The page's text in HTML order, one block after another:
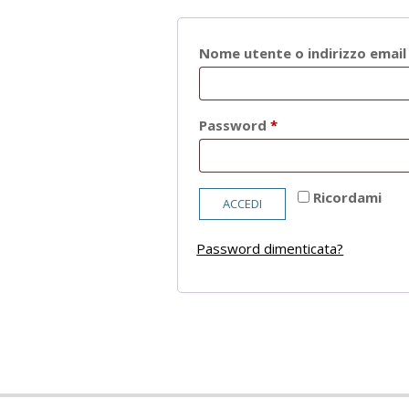
Nome utente o indirizzo
Password*Richiesto
Ricordami
ACCEDI
Password dimenticata?
05-